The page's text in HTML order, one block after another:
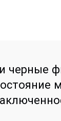
черные